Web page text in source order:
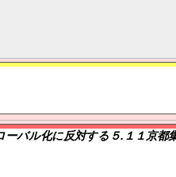
バル化に反対する５.１１京都